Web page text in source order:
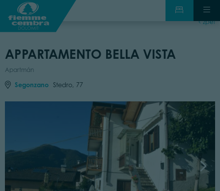
zpět
APPARTAMENTO BELLA VISTA
Apartmán
Segonzano Stedro, 77